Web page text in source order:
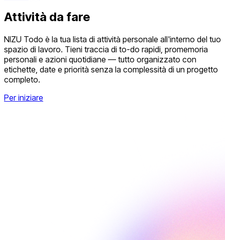
Attività da fare
NIZU Todo è la tua lista di attività personale all'interno del tuo
spazio di lavoro. Tieni traccia di to-do rapidi, promemoria
personali e azioni quotidiane — tutto organizzato con
etichette, date e priorità senza la complessità di un progetto
completo.
Per iniziare